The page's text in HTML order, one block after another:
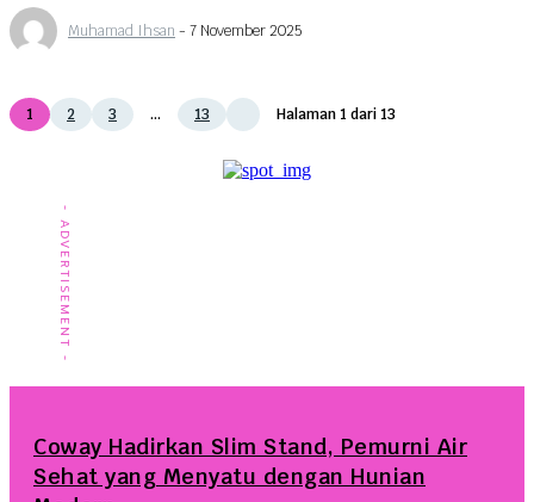
Muhamad Ihsan - 7 November 2025
1 2 3 ... 13 Halaman 1 dari 13
- ADVERTISEMENT -
Coway Hadirkan Slim Stand, Pemurni Air
Sehat yang Menyatu dengan Hunian